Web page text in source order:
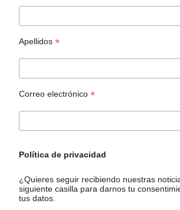
Apellidos*
Correo electrónico*
Política de privacidad
¿Quieres seguir recibiendo nuestras
siguiente casilla para darnos tu
tus datos.